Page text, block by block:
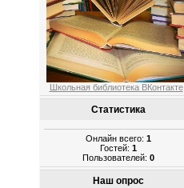
Школьная библиотека ВКонтакте
Статистика
Онлайн всего: 1
Гостей: 1
Пользователей: 0
Наш опрос